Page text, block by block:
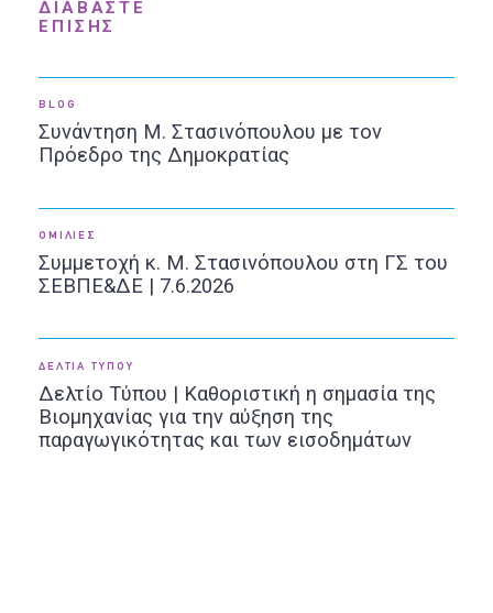
ΔΙΑΒΑΣΤΕ
ΕΠΙΣΗΣ
BLOG
Συνάντηση Μ. Στασινόπουλου με τον
Πρόεδρο της Δημοκρατίας
ΟΜΙΛΙΕΣ
Συμμετοχή κ. Μ. Στασινόπουλου στη ΓΣ του
ΣΕΒΠΕ&ΔΕ | 7.6.2026
ΔΕΛΤΙΑ ΤΥΠΟΥ
Δελτίο Τύπου | Καθοριστική η σημασία της
Βιομηχανίας για την αύξηση της
παραγωγικότητας και των εισοδημάτων